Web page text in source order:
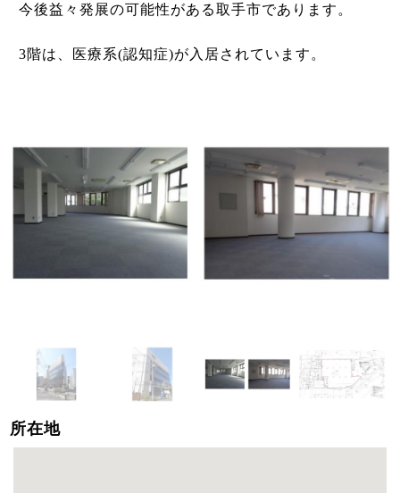
今後益々発展の可能性がある取手市であります。
3階は、医療系(認知症)が入居されています。
所在地